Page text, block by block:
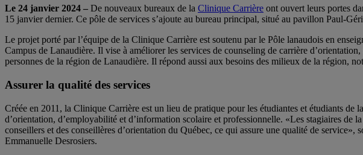
Le 24 janvier 2024 – De nouveaux bureaux de la Clinique Carrière ont ouvert leurs portes
15 janvier dernier. Ce pôle de services s’ajoute au bureau principal, situé au pavillon Paul-
Le projet porté par l’équipe de la Clinique Carrière est soutenu par le Pôle lanaudois en
Campus de Lanaudière. Il vise à améliorer les services de counseling de carrière
personnes de la région de Lanaudière. Il répond aussi aux besoins des milieux de la région,
Assurer la qualité des services
Créée en 2011, la Clinique Carrière est un lieu de pratique pour les étudiantes et étudiants
d’orientation, d’employabilité et d’information scolaire et professionnelle. «Les stagiaires de
conseillers et des conseillères d’orientation du Québec, ce qui assure une qualité de
Emmanuelle Desrosiers.